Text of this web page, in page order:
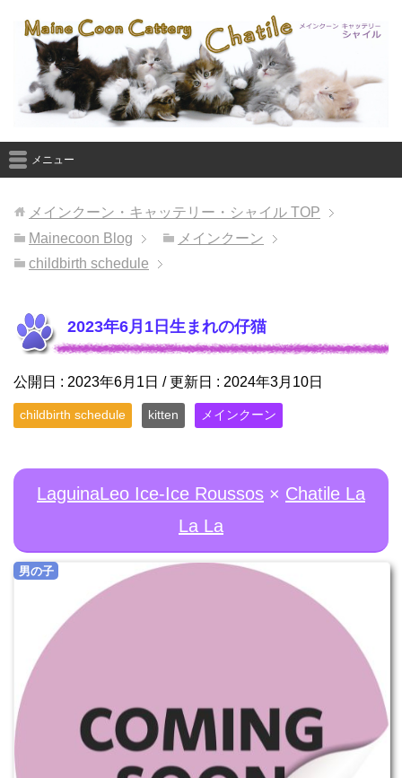
メニュー
メインクーン・キャッテリー・シャイル TOP
Mainecoon Blog
メインクーン
childbirth schedule
2023年6月1日生まれの仔猫
公開日 : 2023年6月1日 / 更新日 : 2024年3月10日
childbirth schedule kitten メインクーン
LaguinaLeo Ice-Ice Roussos × Chatile La
La La
男の子